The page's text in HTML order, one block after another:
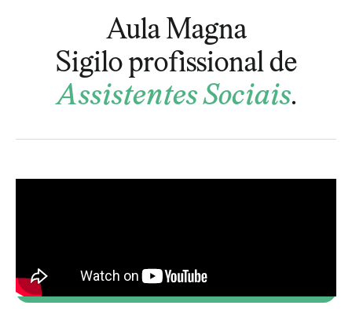
Aula Magna
Sigilo profissional de
Assistentes Sociais.